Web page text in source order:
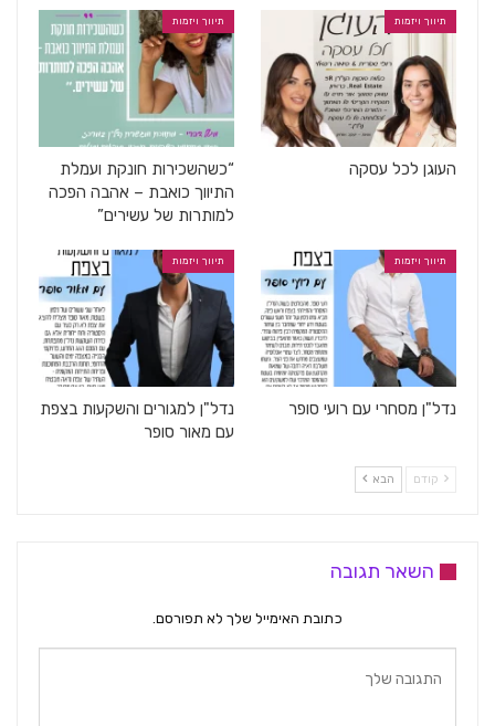
תיווך ויזמות
העוגן לכל עסקה
תיווך ויזמות
“כשהשכירות חונקת ועמלת
התיווך כואבת – אהבה הפכה
למותרות של עשירים”
תיווך ויזמות
נדל"ן מסחרי עם רועי סופר
תיווך ויזמות
נדל"ן למגורים והשקעות בצפת
עם מאור סופר
קודם הבא
השאר תגובה
כתובת האימייל שלך לא תפורסם.